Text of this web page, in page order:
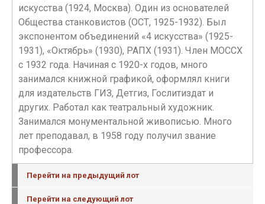
искусства (1924, Москва). Один из основателей
Общества станковистов (ОСТ, 1925-1932). Был
экспонентом объединений «4 искусства» (1925-
1931), «Октябрь» (1930), РАПХ (1931). Член МОССХ
с 1932 года. Начиная с 1920-х годов, много
занимался книжной графикой, оформлял книги
для издательств ГИЗ, Детгиз, Гослитиздат и
других. Работал как театральный художник.
Занимался монументальной живописью. Много
лет преподавал, в 1958 году получил звание
профессора.
Перейти на предыдущий лот
Перейти на следующий лот